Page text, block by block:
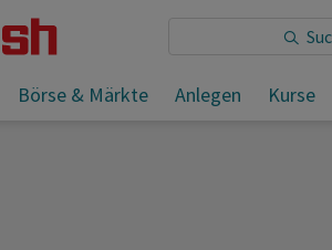
Börse & Märkte Anlegen Kurse